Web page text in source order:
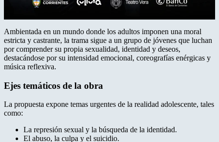
Ambientada en un mundo donde los adultos imponen una moral
estricta y castrante, la trama sigue a un grupo de jóvenes que luchan
por comprender su propia sexualidad, identidad y deseos,
destacándose por su intensidad emocional, coreografías enérgicas y
música reflexiva.
Ejes temáticos de la obra
La propuesta expone temas urgentes de la realidad adolescente, tales
como:
La represión sexual y la búsqueda de la identidad.
El abuso, la culpa y el suicidio.